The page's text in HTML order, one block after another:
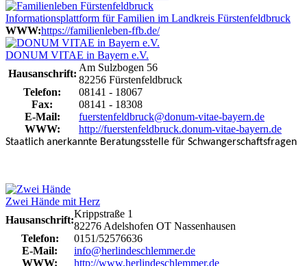
Informationsplattform für Familien im Landkreis Fürstenfeldbruck
WWW:https://familienleben-ffb.de/
DONUM VITAE in Bayern e.V.
Hausanschrift:
Am Sulzbogen 56
82256 Fürstenfeldbruck
Telefon:
08141 - 18067
Fax:
08141 - 18308
E-Mail:
fuerstenfeldbruck@donum-vitae-bayern.de
WWW:
http://fuerstenfeldbruck.donum-vitae-bayern.de
Staatlich anerkannte Beratungsstelle für Schwangerschaftsfragen
Zwei Hände mit Herz
Hausanschrift:
Krippstraße 1
82276 Adelshofen OT Nassenhausen
Telefon:
0151/52576636
E-Mail:
info@herlindeschlemmer.de
WWW:
http://www.herlindeschlemmer.de